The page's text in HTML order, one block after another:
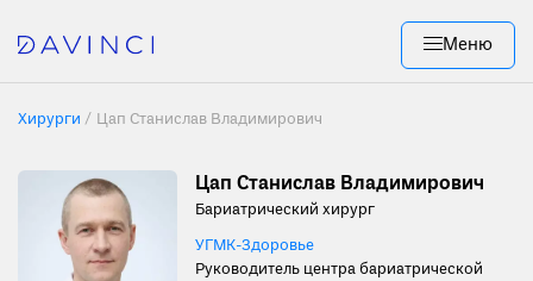
Меню
Хирурги / Цап Станислав Владимирович
Цап Станислав Владимирович
Бариатрический хирург
УГМК-Здоровье
Руководитель центра бариатрической